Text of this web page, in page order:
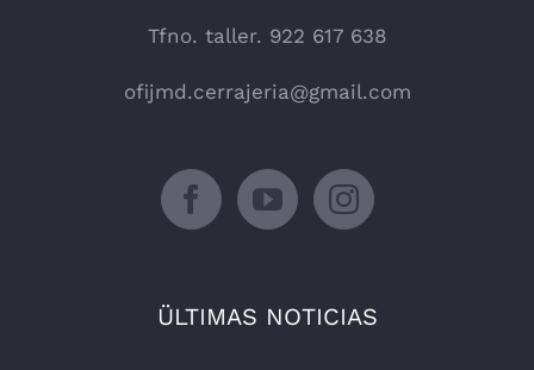
Tfno. taller. 922 617 638
ofijmd.cerrajeria@gmail.com
ÜLTIMAS NOTICIAS